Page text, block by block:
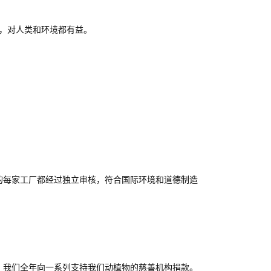
对人类和环境都有益。
家工厂都经过独立审核，符合国际环境和道德制造
们全年向一系列支持我们动植物的慈善机构捐款。